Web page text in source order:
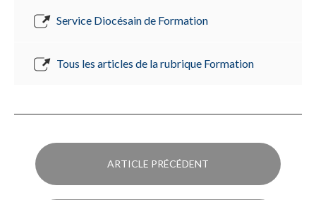
Service Diocésain de Formation
Tous les articles de la rubrique Formation
ARTICLE PRÉCÉDENT